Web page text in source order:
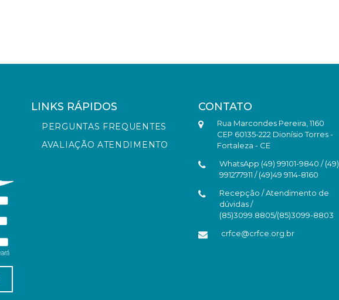
LINKS RÁPIDOS
PERGUNTAS FREQUENTES
AVALIAÇÃO ATENDIMENTO
CONTATO
Rua Marcondes Pereira, 1160
CEP 60135-222 Dionísio Torres -
Fortaleza - CE
WhatsApp (49) 99101-9840 / (49)
991277911 / (49)49 9114-8160
Recepção / Atendimento de
dúvidas /
(85)3099.8805/(85)3099-8803
crfce@crfce.org.br